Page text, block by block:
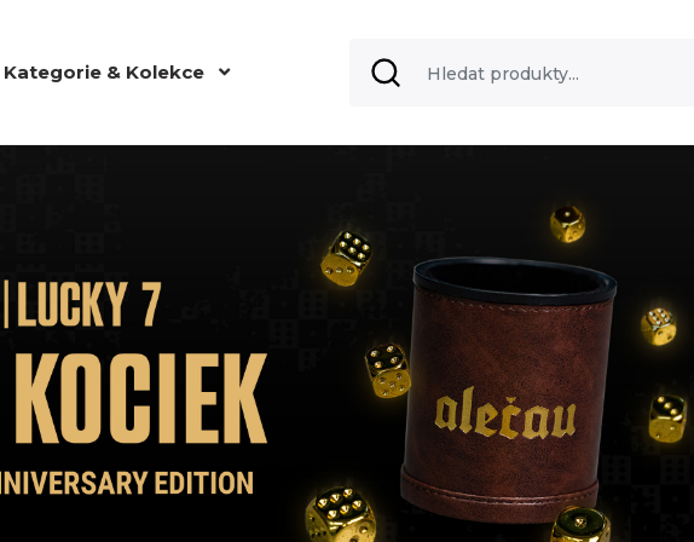
Kategorie & Kolekce